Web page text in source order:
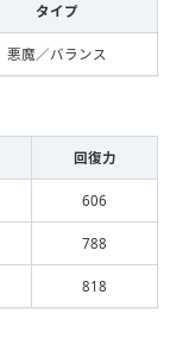
タイプ
悪魔／バランス
回復力
606
788
818